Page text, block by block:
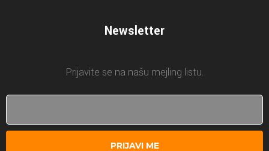
Newsletter
Prijavite se na našu mejling listu.
PRIJAVI ME